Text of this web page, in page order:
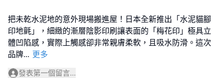
把未乾水泥地的意外現場搬進屋！日本全新推出「水泥貓腳
印地氈」，細緻的漸層陰影印刷讓表面的「梅花印」極具立
體凹陷感，實際上觸感卻非常親膚柔軟，且吸水防滑。這次
品牌... 更多
發表第一個留言...